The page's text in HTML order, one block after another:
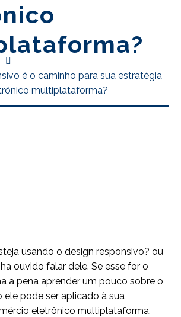
é o caminho para sua estratégia
multiplataforma?
usando o design responsivo? ou
ouvido falar dele. Se esse for o
a pena aprender um pouco sobre o
pode ser aplicado à sua
eletrônico multiplataforma.